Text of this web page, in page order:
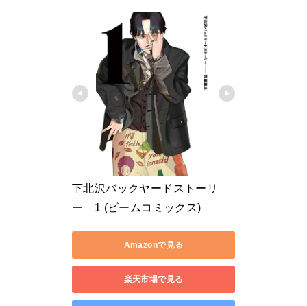
下北沢バックヤードストーリ
ー　1 (ビームコミックス)
Amazonで見る
楽天市場で見る